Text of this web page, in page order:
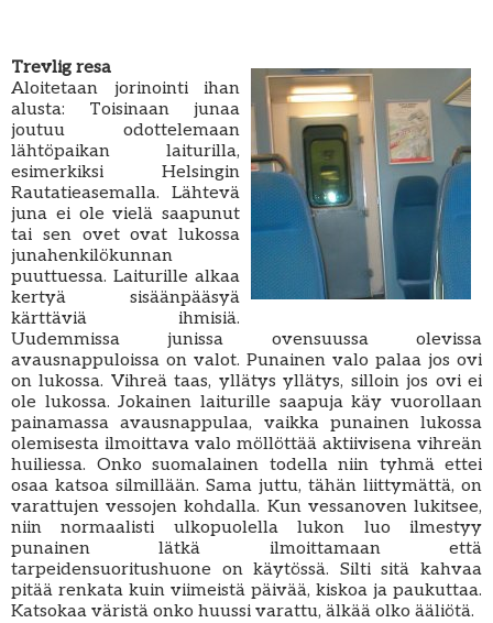
Trevlig resa
Aloitetaan jorinointi ihan
alusta: Toisinaan junaa
joutuu odottelemaan
lähtöpaikan laiturilla,
esimerkiksi Helsingin
Rautatieasemalla. Lähtevä
juna ei ole vielä saapunut
tai sen ovet ovat lukossa
junahenkilökunnan
puuttuessa. Laiturille alkaa
kertyä sisäänpääsyä
kärttäviä ihmisiä.
Uudemmissa junissa ovensuussa olevissa
avausnappuloissa on valot. Punainen valo palaa jos ovi
on lukossa. Vihreä taas, yllätys yllätys, silloin jos ovi ei
ole lukossa. Jokainen laiturille saapuja käy vuorollaan
painamassa avausnappulaa, vaikka punainen lukossa
olemisesta ilmoittava valo möllöttää aktiivisena vihreän
huiliessa. Onko suomalainen todella niin tyhmä ettei
osaa katsoa silmillään. Sama juttu, tähän liittymättä, on
varattujen vessojen kohdalla. Kun vessanoven lukitsee,
niin normaalisti ulkopuolella lukon luo ilmestyy
punainen lätkä ilmoittamaan että
tarpeidensuoritushuone on käytössä. Silti sitä kahvaa
pitää renkata kuin viimeistä päivää, kiskoa ja paukuttaa.
Katsokaa väristä onko huussi varattu, älkää olko ääliötä.